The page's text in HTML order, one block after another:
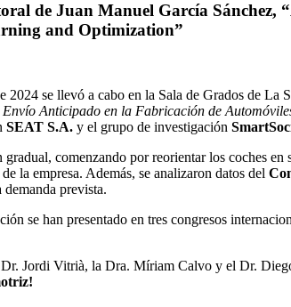
de Juan Manuel García
and Optimization”
2024 se llevó a cabo en la Sala de Grados de La
Anticipado en la Fabricación de
SEAT S.A. y el grupo de investigación
comenzando por reorientar los coches
la empresa. Además, se analizaron datos del
prevista.
se han presentado en tres congresos
Jordi Vitrià, la Dra. Míriam Calvo y el Dr.